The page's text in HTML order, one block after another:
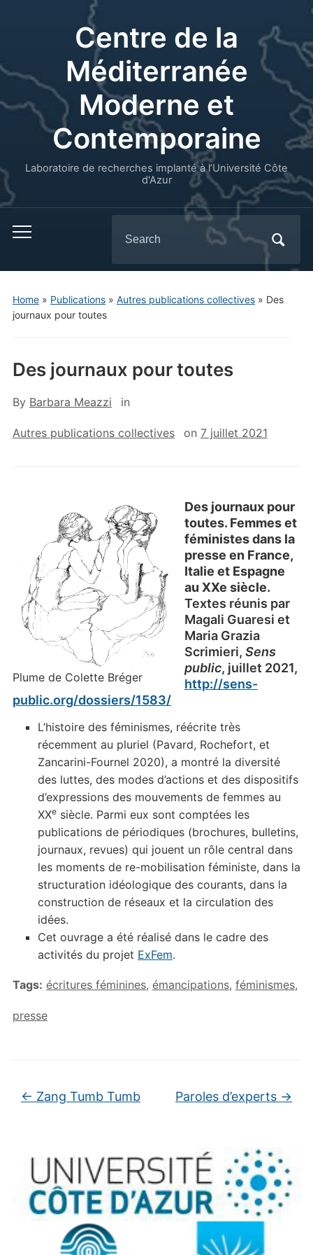
Centre de la
Méditerranée
Moderne et
Contemporaine
Laboratoire de recherches implanté à l’Université Côte
d'Azur
for:
Home» Publications» Autres publications collectives» Des
journaux pour toutes
Des journaux pour toutes
By Barbara Meazzi in
Autres publications collectives on 7 juillet 2021
Plume de Colette Bréger
Des journaux pour
toutes. Femmes et
féministes dans la
presse en France,
Italie et Espagne
au XXe siècle.
Textes réunis par
Magali Guaresi et
Maria Grazia
Scrimieri, Sens
public, juillet 2021,
http://sens-
public.org/dossiers/1583/
L’histoire des féminismes, réécrite très
récemment au pluriel (Pavard, Rochefort, et
Zancarini-Fournel 2020), a montré la diversité
des luttes, des modes d’actions et des dispositifs
d’expressions des mouvements de femmes au
XXesiècle. Parmi eux sont comptées les
publications de périodiques (brochures, bulletins,
journaux, revues) qui jouent un rôle central dans
les moments de re-mobilisation féministe, dans la
structuration idéologique des courants, dans la
construction de réseaux et la circulation des
idées.
Cet ouvrage a été réalisé dans le cadre des
activités du projet ExFem.
Tags: écritures féminines, émancipations, féminismes,
presse
← Zang Tumb Tumb Paroles d’experts →